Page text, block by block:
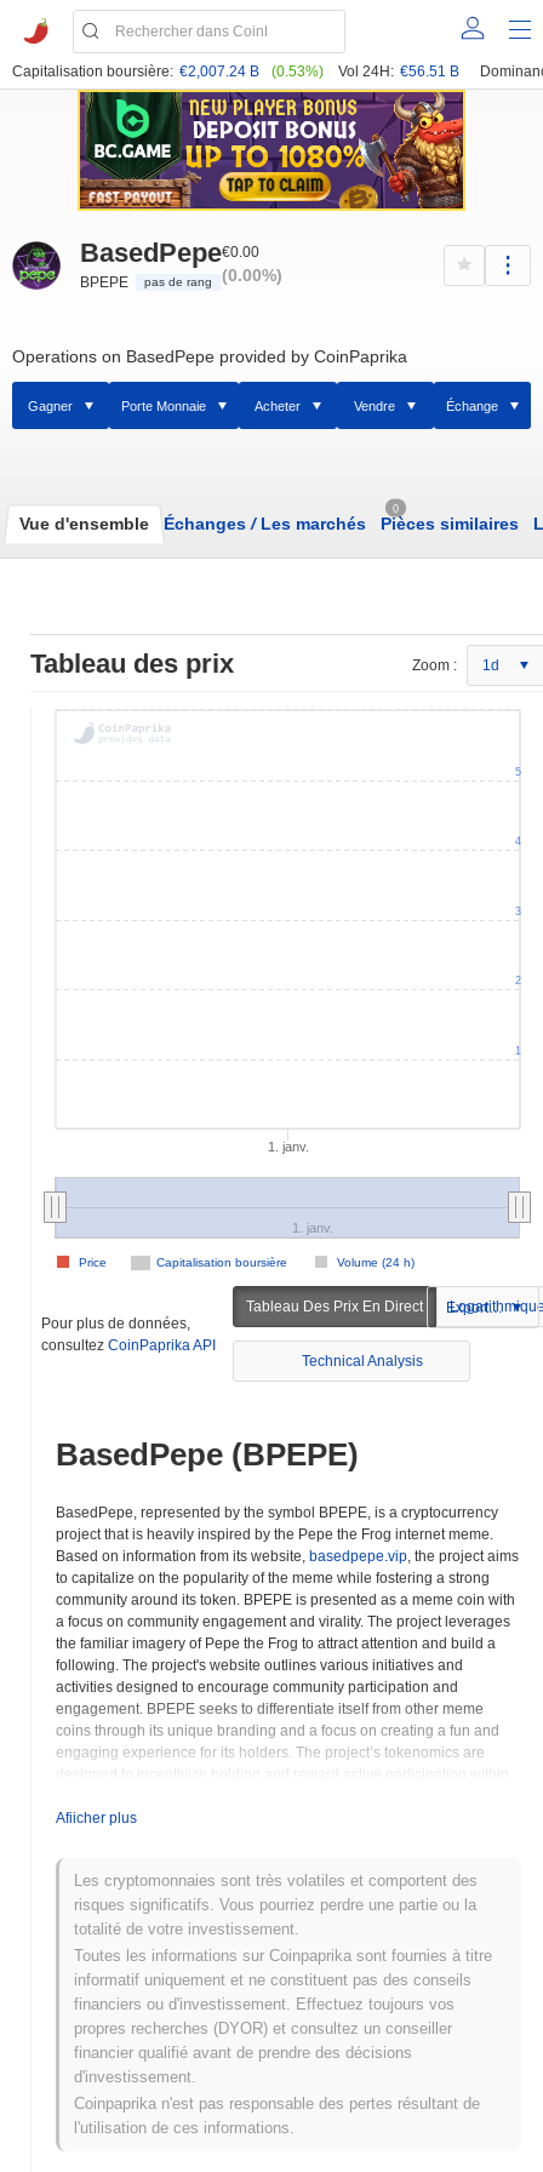
Capitalisation boursière: €2,007.24 B (0.53%) Vol 24H: €56.51 B
BasedPepe
BPEPE pas de rang
€0.00
(0.00%)
Operations on BasedPepe provided by CoinPaprika
Gagner Porte Monnaie Acheter Vendre Échange
Vue d'ensemble Échanges /Les marchés
0
Pièces similaires
Tableau des prix Zoom : 1d
1. janv.
Capitalisation boursière Volume (24 h)
Price
1. janv.
1
2
3
4
5
Pour plus de données,
consultez CoinPaprika API
Tableau Des Prix En Direct Exportation
Technical Analysis
BasedPepe (BPEPE)
BasedPepe, represented by the symbol BPEPE, is a cryptocurrency
project that is heavily inspired by the Pepe the Frog internet meme.
Based on information from its website, basedpepe.vip, the project aims
to capitalize on the popularity of the meme while fostering a strong
community around its token. BPEPE is presented as a meme coin with
a focus on community engagement and virality. The project leverages
the familiar imagery of Pepe the Frog to attract attention and build a
following. The project's website outlines various initiatives and
activities designed to encourage community participation and
engagement. BPEPE seeks to differentiate itself from other meme
coins through its unique branding and a focus on creating a fun and
engaging experience for its holders. The project’s tokenomics are
designed to incentivize holding and reward active participation within
transparency and open communication with its users, providing
aims to establish itself as a prominent and recognizable meme coin
within the cryptocurrency market. Potential investors and users are
encouraged to conduct thorough research and due diligence before
participating in the BasedPepe ecosystem. The project aims to
leverage the power of internet culture to achieve its goals and
establish a lasting presence in the digital asset landscape. Further
details regarding the technology and future development plans for the
BPEPE project can be found on its official website. BPEPE
emphasizes the power of memes in the digital age and aims to create
a token that embodies the spirit of internet culture. The project strives
to create a vibrant and engaged community around its token by
providing opportunities for users to connect, share ideas, and
participate in the project's growth.
Afiicher plus
Les cryptomonnaies sont très volatiles et comportent des
risques significatifs. Vous pourriez perdre une partie ou la
totalité de votre investissement.
Toutes les informations sur Coinpaprika sont fournies à titre
informatif uniquement et ne constituent pas des conseils
financiers ou d'investissement. Effectuez toujours vos
propres recherches (DYOR) et consultez un conseiller
financier qualifié avant de prendre des décisions
d'investissement.
Coinpaprika n'est pas responsable des pertes résultant de
l'utilisation de ces informations.